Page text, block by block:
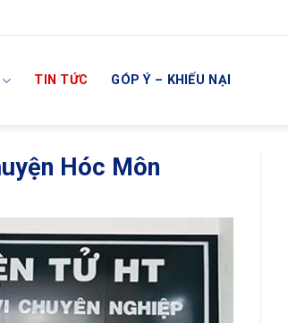
TIN TỨC GÓP Ý – KHIẾU NẠI
Hóc Môn